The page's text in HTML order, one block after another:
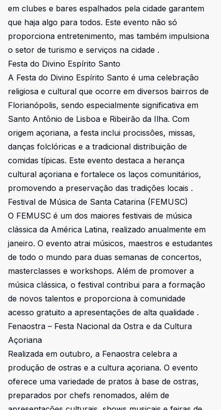
em clubes e bares espalhados pela cidade garantem
que haja algo para todos. Este evento não só
proporciona entretenimento, mas também impulsiona
o setor de turismo e serviços na cidade .
Festa do Divino Espírito Santo
A Festa do Divino Espírito Santo é uma celebração
religiosa e cultural que ocorre em diversos bairros de
Florianópolis, sendo especialmente significativa em
Santo Antônio de Lisboa e Ribeirão da Ilha. Com
origem açoriana, a festa inclui procissões, missas,
danças folclóricas e a tradicional distribuição de
comidas típicas. Este evento destaca a herança
cultural açoriana e fortalece os laços comunitários,
promovendo a preservação das tradições locais .
Festival de Música de Santa Catarina (FEMUSC)
O FEMUSC é um dos maiores festivais de música
clássica da América Latina, realizado anualmente em
janeiro. O evento atrai músicos, maestros e estudantes
de todo o mundo para duas semanas de concertos,
masterclasses e workshops. Além de promover a
música clássica, o festival contribui para a formação
de novos talentos e proporciona à comunidade
acesso gratuito a apresentações de alta qualidade .
Fenaostra – Festa Nacional da Ostra e da Cultura
Açoriana
Realizada em outubro, a Fenaostra celebra a
produção de ostras e a cultura açoriana. O evento
oferece uma variedade de pratos à base de ostras,
preparados por chefs renomados, além de